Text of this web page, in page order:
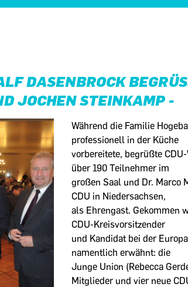
DASENBROCK
JOCHEN STEINKAMP -
Während die Familie
professionell in der Küche
vorbereitete, begrüßte
über 190 Teilnehmer im
großen Saal und Dr. Marco
CDU in Niedersachsen,
als Ehrengast. Gekommen
CDU-Kreisvorsitzender
und Kandidat bei der
namentlich erwähnt: die
Junge Union (Rebecca
Mitglieder und vier neue